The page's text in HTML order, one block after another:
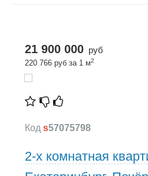
21 900 000 руб
220 766 руб за 1 м2
Код s57075798
2-х комнатная